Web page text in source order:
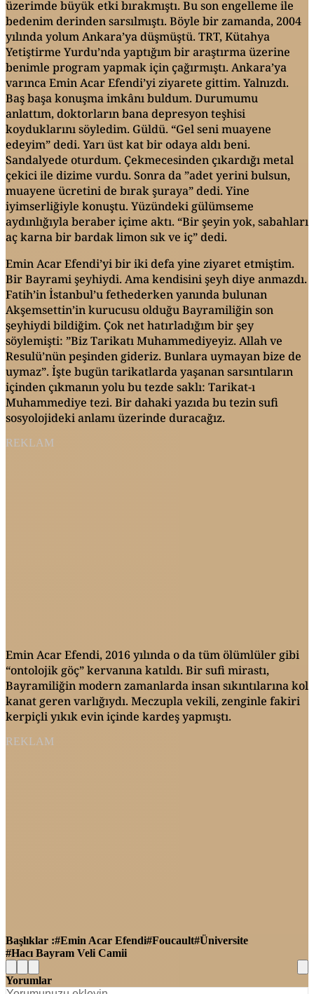
üzerimde büyük etki bırakmıştı. Bu son engelleme ile
bedenim derinden sarsılmıştı. Böyle bir zamanda, 2004
yılında yolum Ankara’ya düşmüştü. TRT, Kütahya
Yetiştirme Yurdu’nda yaptığım bir araştırma üzerine
benimle program yapmak için çağırmıştı. Ankara’ya
varınca Emin Acar Efendi’yi ziyarete gittim. Yalnızdı.
Baş başa konuşma imkânı buldum. Durumumu
anlattım, doktorların bana depresyon teşhisi
koyduklarını söyledim. Güldü. “Gel seni muayene
edeyim” dedi. Yarı üst kat bir odaya aldı beni.
Sandalyede oturdum. Çekmecesinden çıkardığı metal
çekici ile dizime vurdu. Sonra da ”adet yerini bulsun,
muayene ücretini de bırak şuraya” dedi. Yine
iyimserliğiyle konuştu. Yüzündeki gülümseme
aydınlığıyla beraber içime aktı. “Bir şeyin yok, sabahları
aç karna bir bardak limon sık ve iç” dedi.
Emin Acar Efendi’yi bir iki defa yine ziyaret etmiştim.
Bir Bayrami şeyhiydi. Ama kendisini şeyh diye anmazdı.
Fatih’in İstanbul’u fethederken yanında bulunan
Akşemsettin’in kurucusu olduğu Bayramiliğin son
şeyhiydi bildiğim. Çok net hatırladığım bir şey
söylemişti: ”Biz Tarikatı Muhammediyeyiz. Allah ve
Resulü’nün peşinden gideriz. Bunlara uymayan bize de
uymaz”. İşte bugün tarikatlarda yaşanan sarsıntıların
içinden çıkmanın yolu bu tezde saklı: Tarikat-ı
Muhammediye tezi. Bir dahaki yazıda bu tezin sufi
sosyolojideki anlamı üzerinde duracağız.
REKLAM
Emin Acar Efendi, 2016 yılında o da tüm ölümlüler gibi
“ontolojik göç” kervanına katıldı. Bir sufi mirastı,
Bayramiliğin modern zamanlarda insan sıkıntılarına kol
kanat geren varlığıydı. Meczupla vekili, zenginle fakiri
kerpiçli yıkık evin içinde kardeş yapmıştı.
REKLAM
Başlıklar : Emin Acar Efendi Foucault Üniversite
Hacı Bayram Veli Camii
Yorumlar